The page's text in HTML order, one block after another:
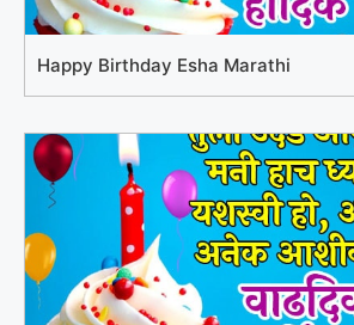
Happy Birthday Esha Marathi